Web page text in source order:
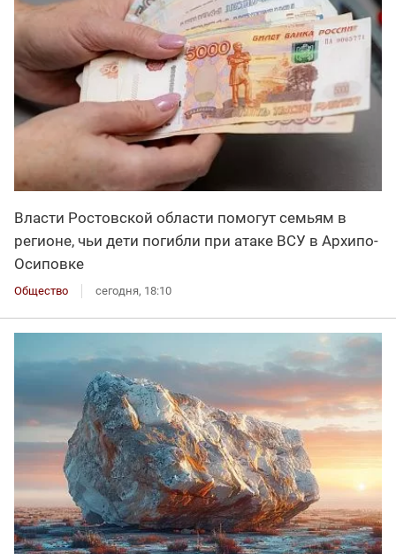
Власти Ростовской области помогут семьям в
регионе, чьи дети погибли при атаке ВСУ в Архипо-
Осиповке
Общество сегодня, 18:10